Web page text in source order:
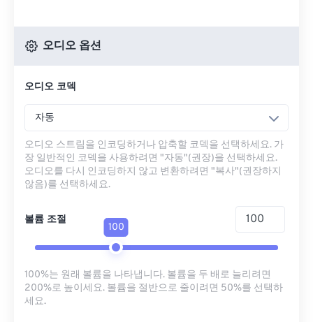
오디오 옵션
오디오 코덱
자동
오디오 스트림을 인코딩하거나 압축할 코덱을 선택하세요. 가
장 일반적인 코덱을 사용하려면 "자동"(권장)을 선택하세요.
오디오를 다시 인코딩하지 않고 변환하려면 "복사"(권장하지
않음)를 선택하세요.
볼륨 조절
100
100%는 원래 볼륨을 나타냅니다. 볼륨을 두 배로 늘리려면
200%로 높이세요. 볼륨을 절반으로 줄이려면 50%를 선택하
세요.